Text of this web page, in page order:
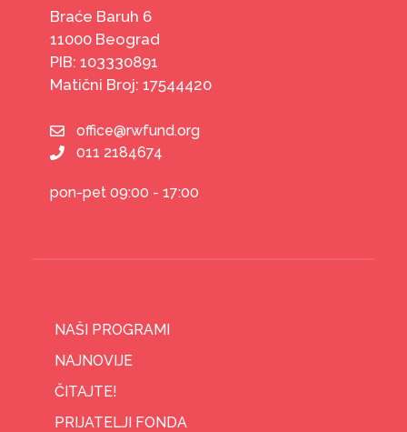
Braće Baruh 6
11000 Beograd
PIB: 103330891
Matični Broj: 17544420
office@rwfund.org
011 2184674
pon-pet 09:00 - 17:00
NAŠI PROGRAMI
NAJNOVIJE
ČITAJTE!
PRIJATELJI FONDA